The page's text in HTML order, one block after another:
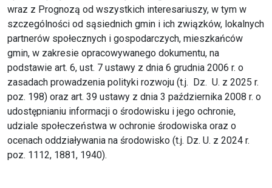
wraz z Prognozą od wszystkich interesariuszy, w tym w
szczególności od sąsiednich gmin i ich związków, lokalnych
partnerów społecznych i gospodarczych, mieszkańców
gmin, w zakresie opracowywanego dokumentu, na
podstawie art. 6, ust. 7 ustawy z dnia 6 grudnia 2006 r. o
zasadach prowadzenia polityki rozwoju (t.j. Dz. U. z 2025 r.
poz. 198) oraz art. 39 ustawy z dnia 3 października 2008 r. o
udostępnianiu informacji o środowisku i jego ochronie,
udziale społeczeństwa w ochronie środowiska oraz o
ocenach oddziaływania na środowisko (t.j. Dz. U. z 2024 r.
poz. 1112, 1881, 1940).